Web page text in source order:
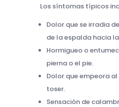
Los síntomas típicos
Dolor que se irradia
de la espalda hacia
Hormigueo o
pierna o el pie.
Dolor que empeora
toser.
Sensación de